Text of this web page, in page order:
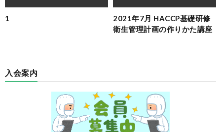
1
2021年7月 HACCP基礎研修
衛生管理計画の作りかた講座
入会案内